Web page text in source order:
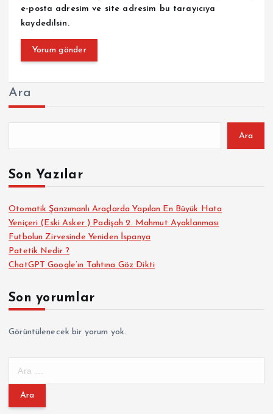
e-posta adresim ve site adresim bu tarayıcıya
kaydedilsin.
Ara
Ara
Son Yazılar
Otomatik Şanzımanlı Araçlarda Yapılan En Büyük Hata
Yeniçeri (Eski Asker ) Padişah 2. Mahmut Ayaklanması
Futbolun Zirvesinde Yeniden İspanya
Patetik Nedir ?
ChatGPT Google’ın Tahtına Göz Dikti
Son yorumlar
Görüntülenecek bir yorum yok.
m